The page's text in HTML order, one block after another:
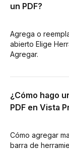
un PDF?
Agrega o
abierto Elige
Agregar.
¿Cómo hago
PDF en Vista
Cómo agregar
barra de